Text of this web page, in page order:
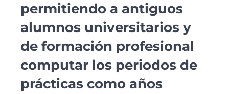
permitiendo a antiguos
alumnos universitarios y
de formación profesional
computar los periodos de
prácticas como años